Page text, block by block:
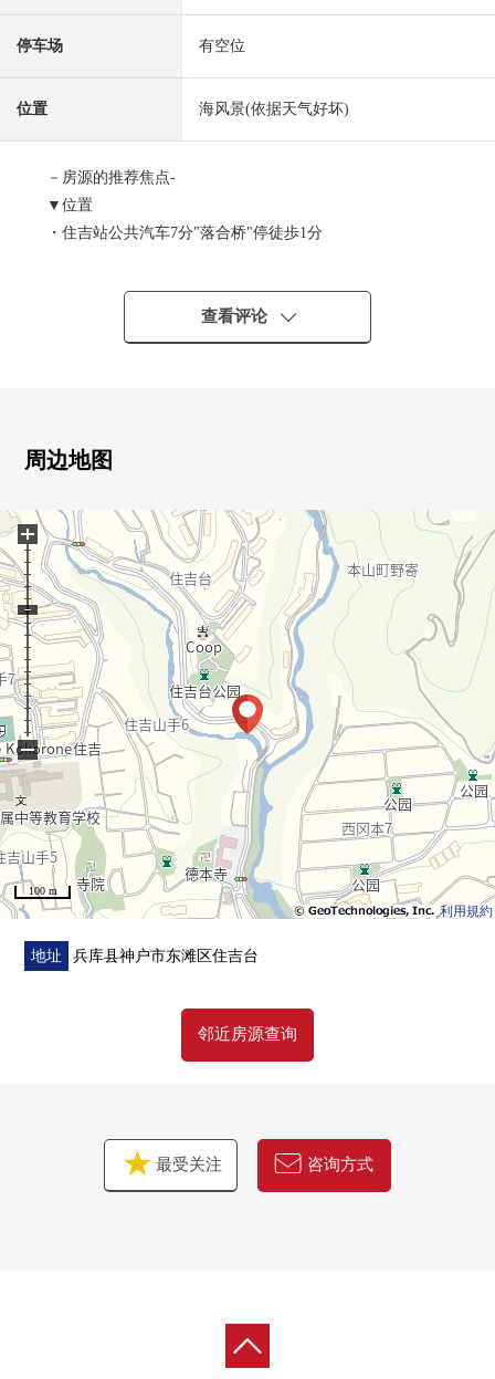
停车场 有空位
位置 海风景(依据天气好坏)
－房源的推荐焦点-
▼位置
・住吉站公共汽车7分"落合桥"停徒歩1分
・被在绿包围的成熟稳重的居住环境
・地上7层楼4楼部分的南西
・收纳也在2LDK的房型充实
・从室内，看到神户的海和山的景观
■ 在找想要的家方面给予帮助的━━━━━・・・
房源的详细、需讨论是如有意向，请跟我们联系。
查看评论
周边地图
利用規約
100 m
+
−
地址 兵库县神户市东滩区住吉台
邻近房源查询
最受关注 咨询方式